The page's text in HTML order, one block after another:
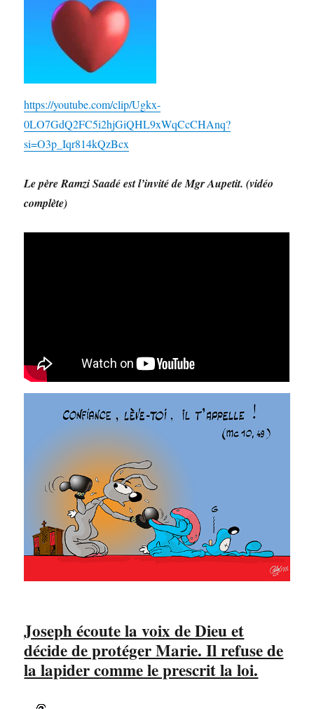
https://youtube.com/clip/Ugkx-
0LO7GdQ2FC5i2hjGiQHL9xWqCcCHAnq?
si=O3p_Iqr814kQzBcx
Le père Ramzi Saadé est l’invité de Mgr Aupetit. (vidéo
complète)
Joseph écoute la voix de Dieu et
décide de protéger Marie. Il refuse de
la lapider comme le prescrit la loi.